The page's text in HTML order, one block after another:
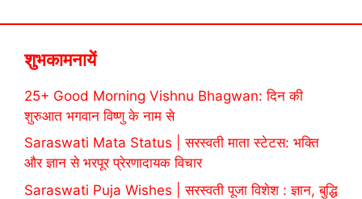
शुभकामनायें
25+ Good Morning Vishnu Bhagwan: दिन की
शुरुआत भगवान विष्णु के नाम से
Saraswati Mata Status | सरस्वती माता स्टेटस: भक्ति
और ज्ञान से भरपूर प्रेरणादायक विचार
Saraswati Puja Wishes | सरस्वती पूजा विशेश : ज्ञान, बुद्धि